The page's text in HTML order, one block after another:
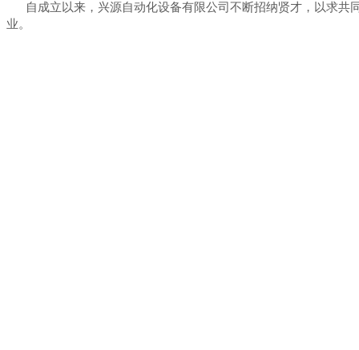
自成立以来，兴源自动化设备有限公司不断招纳贤才，以求共
业。